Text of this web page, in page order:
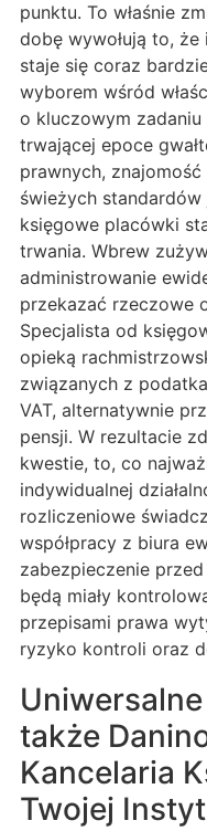
punktu. To właśnie
dobę wywołują to,
staje się coraz
wyborem wśród
o kluczowym
trwającej epoce
prawnych,
świeżych
księgowe placówki
trwania. Wbrew
administrowanie
przekazać rzeczowe
Specjalista od
opieką
związanych z
VAT, alternatywnie
pensji. W rezultacie
kwestie, to, co
indywidualnej
rozliczeniowe
współpracy z biura
zabezpieczenie
będą miały
przepisami prawa
ryzyko kontroli oraz
także
Kancelaria
Twojej